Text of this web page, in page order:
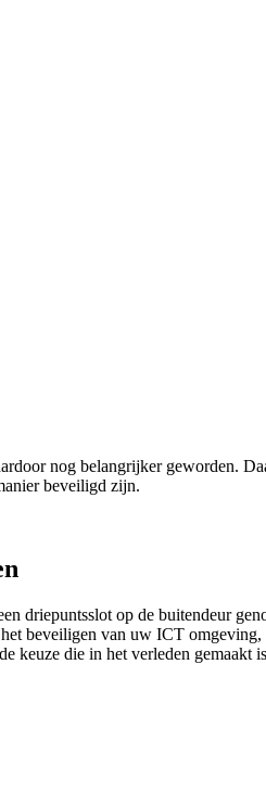
nog belangrijker geworden.
beveiligd zijn.
driepuntsslot op de buitendeur
beveiligen van uw ICT
die in het verleden gemaakt